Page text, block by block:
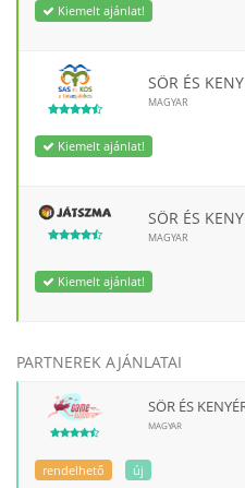
Kiemelt ajánlat!
SÖR ÉS
MAGYAR
Kiemelt ajánlat!
MAGYAR
Kiemelt ajánlat!
PARTNEREK AJÁNLATAI
SÖR ÉS
MAGYAR
rendelhető új